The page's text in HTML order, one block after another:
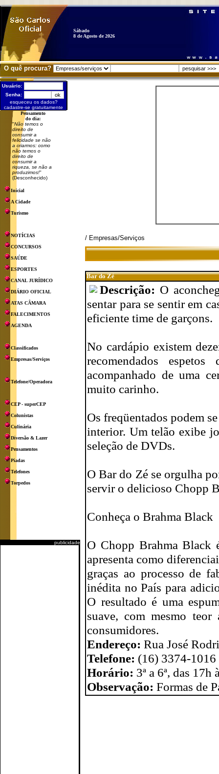
Sábado
8 de Agosto de 2026
O quê procura?
Usuário:
Senha:
esqueceu os dados?
cadastre-se gratuitamente
Pensamento
do dia:
"Não temos o
direito de
consumir a
felicidade se não
a criarmos: como
não temos o
direito de
consumir a
riqueza, se não a
produzimos!"
(Desconhecido)
Inicial
A Cidade
Turismo
NOTÍCIAS
CONCURSOS
SAÚDE
ESPORTES
CANAL JURÍDICO
DIÁRIO OFICIAL
ATAS CÂMARA
FALECIMENTOS
AGENDA
Classificados
Empresas/Serviços
Telefone/Operadora
CEP - superCEP
Colunistas
Culinária
Diversão & Lazer
Pensamentos
Piadas
Telefones
Torpedos
publicidade
/ Empresas/Serviços
Bar do Zé
Descrição: O
sentar para se sentir em
eficiente time de garçons.
No cardápio existem
recomendados
acompanhado de uma
muito carinho.
Os freqüentados podem
interior. Um telão exibe
seleção de DVDs.
O Bar do Zé se orgulha
servir o delicioso Chopp
Conheça o Brahma Black
O Chopp Brahma Black
apresenta como
graças ao processo de
inédita no País para
O resultado é uma
suave, com mesmo
consumidores.
Endereço: Rua José
Telefone: (16) 3374-1016
Horário: 3ª a 6ª, das
Observação: Formas de